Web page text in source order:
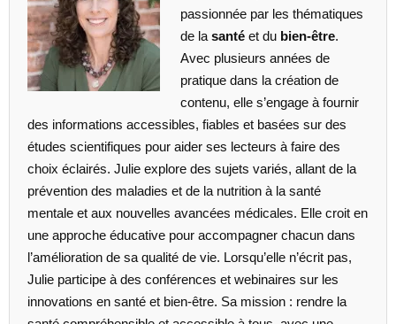
passionnée par les thématiques
de la santéet du bien-être.
Avec plusieurs années de
pratique dans la création de
contenu, elle s’engage à fournir
des informations accessibles, fiables et basées sur des
études scientifiques pour aider ses lecteurs à faire des
choix éclairés. Julie explore des sujets variés, allant de la
prévention des maladies et de la nutrition à la santé
mentale et aux nouvelles avancées médicales. Elle croit en
une approche éducative pour accompagner chacun dans
l’amélioration de sa qualité de vie. Lorsqu’elle n’écrit pas,
Julie participe à des conférences et webinaires sur les
innovations en santé et bien-être. Sa mission : rendre la